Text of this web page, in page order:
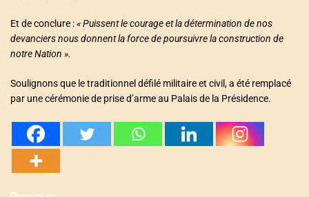
Et de conclure :«Puissent le courage et la détermination de nos
devanciers nous donnent la force de poursuivre la construction de
notre Nation ».
Soulignons que le traditionnel défilé militaire et civil, a été remplacé
par une cérémonie de prise d’arme au Palais de la Présidence.